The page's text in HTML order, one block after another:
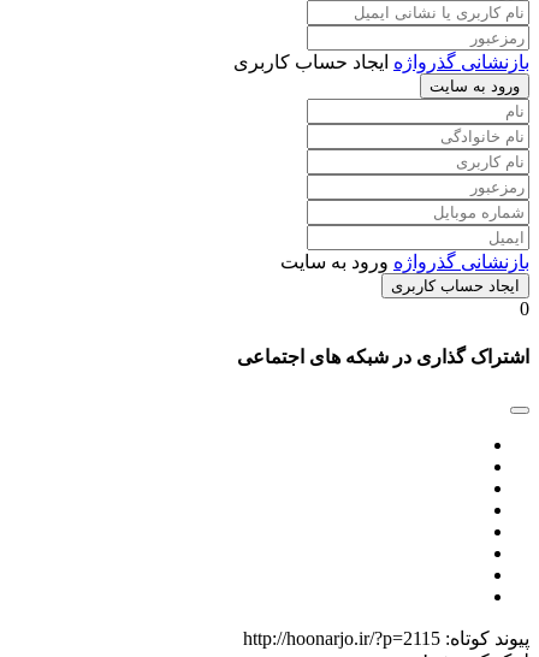
بازنشانی گذرواژه ایجاد حساب کاربری
ورود به سایت
بازنشانی گذرواژه ورود به سایت
ایجاد حساب کاربری
0
اشتراک گذاری در شبکه های اجتماعی
پیوند کوتاه: http://hoonarjo.ir/?p=2115